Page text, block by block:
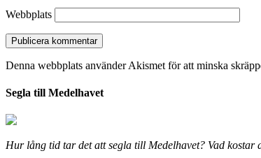
Webbplats
Denna webbplats använder Akismet för att minska
Segla till Medelhavet
Hur lång tid tar det att segla till Medelhavet? Vad